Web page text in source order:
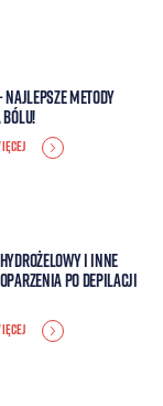
najlepsze metody
bólu!
i inne
po depilacji